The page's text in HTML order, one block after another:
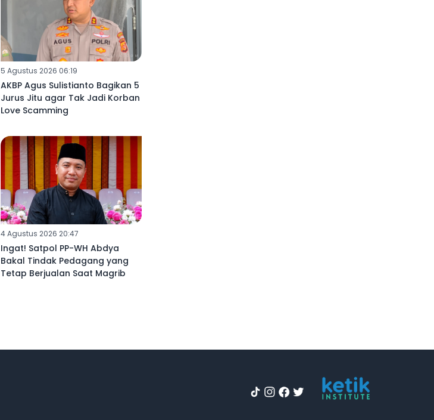
5 Agustus 2026 06:19
AKBP Agus Sulistianto Bagikan 5
Jurus Jitu agar Tak Jadi Korban
Love Scamming
4 Agustus 2026 20:47
Ingat! Satpol PP-WH Abdya
Bakal Tindak Pedagang yang
Tetap Berjualan Saat Magrib